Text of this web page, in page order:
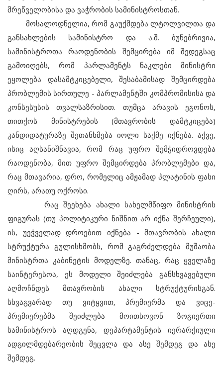
მრეწველობისა და ვაჭრობის სამინისტროსთან.
მოსალოდნელია, რომ გაუქმდება ლტოლვილთა და
განსახლების სამინისტრო და ა.შ. ბუნებრივია,
სამინისტროთა რაოდენობის შემცირება იმ შედეგსაც
გამოიღებს, რომ პარლამენტს ნაკლები მინისტრი
ეყოლება დასამტკიცებელი, შესაბამისად შემცირდება
პრობლემის სირთულე - პარლამენტში კომპრომისისა და
კონსესუსის თვალსაზრისით. თუმცა არავის ეგონოს,
თითქოს მინისტრების (მთავრობის დამტკიცება)
კანდიდატურაზე შეთანხმება იოლი საქმე იქნება. აქვე,
ისიც აღსანიშნავია, რომ რაც უფრო შემჭიდროვდება
რაოდენობა, მით უფრო შემცირდება პრობლემები და,
რაც მთავარია, დრო, რომელიც ამჟამად პლატინის ფასი
ღირს, არათუ ოქროსი.
რაც შეეხება ახალი სახელმწიფო მინისტრის
ფიგურას (თუ პოლიტიკური ნიშნით არ იქნა შერჩეული),
ის, უეჭველად დროებით იქნება - მთავრობის ახალი
სტრუქტურა გულისხმობს, რომ გაგრძელდება მუშაობა
მინისტრთა კაბინეტის მოდელზე. თანაც, რაც ყველაზე
საინტერესოა, ეს მოდელი შეიძლება განსხვავებული
აღმოჩნდეს მთავრობის ახალი სტრუქტურისგან.
სხვაგვარად თუ ვიტყვით, პრემიერმა და ვიცე-
პრემიერებმა შეიძლება მოითხოვონ ზოგიერთი
სამინისტროს აღდგენა, დეპარტამენტის იერარქიული
ადგილმდებარეობის შეცვლა და ასე შემდეგ და ასე
შემდეგ.